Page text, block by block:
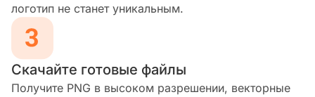
логотип не станет уникальным.
Скачайте готовые файлы
Получите PNG в высоком разрешении, векторные